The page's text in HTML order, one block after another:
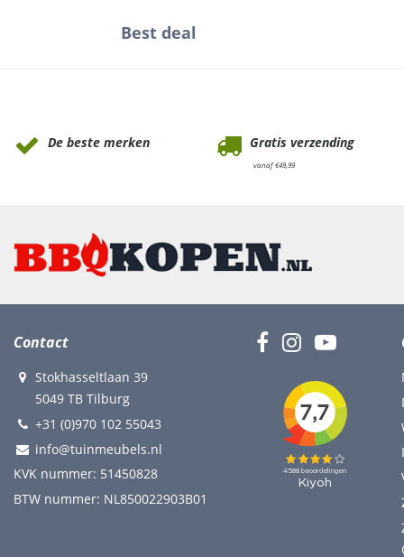
Best deal
De beste merken Gratis verzending
vanaf €49,99
Contact
Stokhasseltlaan 39
5049 TB Tilburg
+31 (0)970 102 55043
info@tuinmeubels.nl
KVK nummer: 51450828
BTW nummer: NL850022903B01